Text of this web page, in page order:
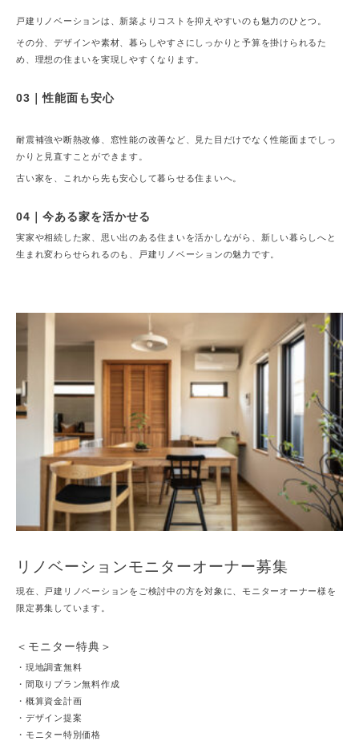
戸建リノベーションは、新築よりコストを抑えやすいのも魅力のひとつ。
その分、デザインや素材、暮らしやすさにしっかりと予算を掛けられるた
め、理想の住まいを実現しやすくなります。
03｜性能面も安心
耐震補強や断熱改修、窓性能の改善など、見た目だけでなく性能面までしっ
かりと見直すことができます。
古い家を、これから先も安心して暮らせる住まいへ。
04｜今ある家を活かせる
実家や相続した家、思い出のある住まいを活かしながら、新しい暮らしへと
生まれ変わらせられるのも、戸建リノベーションの魅力です。
リノベーションモニターオーナー募集
現在、戸建リノベーションをご検討中の方を対象に、モニターオーナー様を
限定募集しています。
＜モニター特典＞
・現地調査無料
・間取りプラン無料作成
・概算資金計画
・デザイン提案
・モニター特別価格